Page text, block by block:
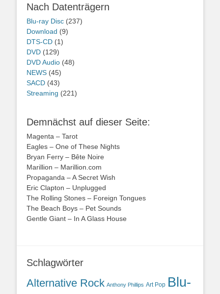
Nach Datenträgern
Blu-ray Disc (237)
Download (9)
DTS-CD (1)
DVD (129)
DVD Audio (48)
NEWS (45)
SACD (43)
Streaming (221)
Demnächst auf dieser Seite:
Magenta – Tarot
Eagles – One of These Nights
Bryan Ferry – Bête Noire
Marillion – Marillion.com
Propaganda – A Secret Wish
Eric Clapton – Unplugged
The Rolling Stones – Foreign Tongues
The Beach Boys – Pet Sounds
Gentle Giant – In A Glass House
Schlagwörter
Alternative Rock Anthony Phillips Art Pop Blu-